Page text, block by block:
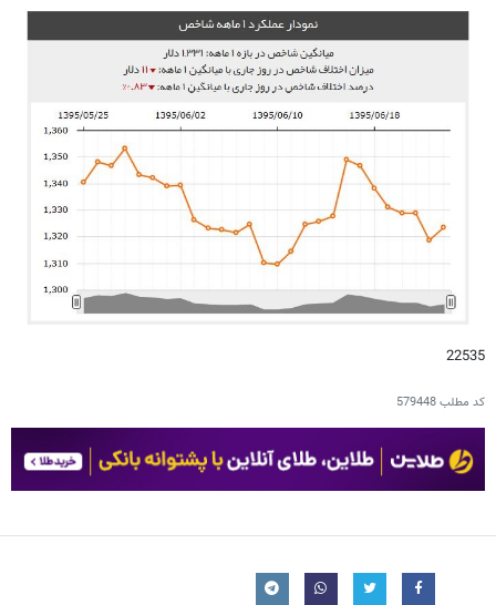
22535
کد مطلب579448